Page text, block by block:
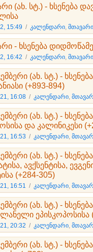
(ახ. სტ.) - ხსენება
15:49 / კალენდარი,
- ხსენება
16:42 / კალენდარი,
(ახ. სტ.) -
(+893-894)
16:08 / კალენდარი,
(ახ. სტ.) -
და კალინიკესი
16:53 / კალენდარი,
(ახ. სტ.) -
ავქსენტისა,
(+284-305)
16:51 / კალენდარი,
(ახ. სტ.) -
ეპისკოპოსისა
20:32 / კალენდარი,
(ახ. სტ.) -